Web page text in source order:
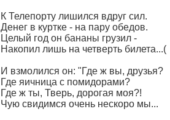
К Телепорту лишился вдруг сил.
Денег в куртке - на пару обедов.
Целый год он бананы грузил -
Накопил лишь на четверть билета...(
И взмолился он: "Где ж вы, друзья?
Где яичница с помидорами?
Где ж ты, Тверь, дорогая моя?!
Чую свидимся очень нескоро мы...